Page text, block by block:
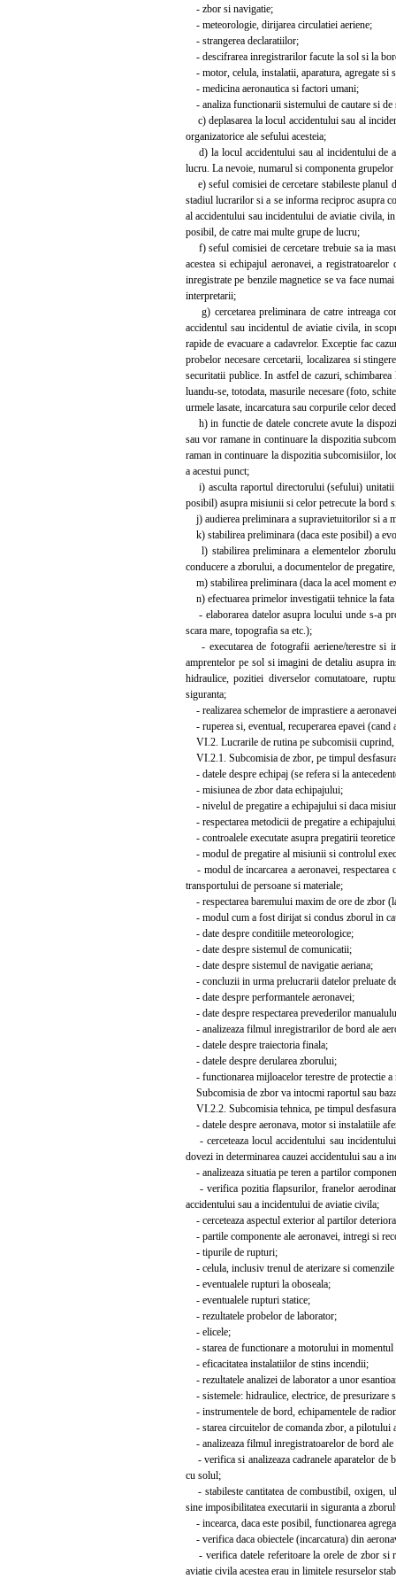
- zbor si navigatie;
- meteorologie, dirijarea circulatiei aeriene;
- strangerea declaratiilor;
- descifrarea inregistrarilor facute la sol si la
- motor, celula, instalatii, aparatura, agregate si
- medicina aeronautica si factori umani;
- analiza functionarii sistemului de cautare si de
c) deplasarea la locul accidentului sau al
organizatorice ale sefului acesteia;
d) la locul accidentului sau al incidentului de
lucru. La nevoie, numarul si componenta
e) seful comisiei de cercetare stabileste planul
stadiul lucrarilor si a se informa reciproc asupra
al accidentului sau incidentului de aviatie civila,
posibil, de catre mai multe grupe de lucru;
f) seful comisiei de cercetare trebuie sa ia
acestea si echipajul aeronavei, a
inregistrate pe benzile magnetice se va face
interpretarii;
g) cercetarea preliminara de catre intreaga
accidentul sau incidentul de aviatie civila, in
rapide de evacuare a cadavrelor. Exceptie fac
probelor necesare cercetarii, localizarea si
securitatii publice. In astfel de cazuri,
luandu-se, totodata, masurile necesare (foto,
urmele lasate, incarcatura sau corpurile celor
h) in functie de datele concrete avute la
sau vor ramane in continuare la dispozitia
raman in continuare la dispozitia subcomisiilor,
a acestui punct;
i) asculta raportul directorului (sefului) unitatii
posibil) asupra misiunii si celor petrecute la bord
j) audierea preliminara a supravietuitorilor si a
k) stabilirea preliminara (daca este posibil) a
l) stabilirea preliminara a elementelor
conducere a zborului, a documentelor de
m) stabilirea preliminara (daca la acel moment
n) efectuarea primelor investigatii tehnice la
- elaborarea datelor asupra locului unde s-a
scara mare, topografia sa etc.);
- executarea de fotografii aeriene/terestre si
amprentelor pe sol si imagini de detaliu asupra
hidraulice, pozitiei diverselor comutatoare,
siguranta;
- realizarea schemelor de imprastiere a
- ruperea si, eventual, recuperarea epavei
VI.2. Lucrarile de rutina pe subcomisii
VI.2.1. Subcomisia de zbor, pe timpul
- datele despre echipaj (se refera si la
- misiunea de zbor data echipajului;
- nivelul de pregatire a echipajului si daca
- respectarea metodicii de pregatire a
- controalele executate asupra pregatirii
- modul de pregatire al misiunii si controlul
- modul de incarcarea a aeronavei, respectarea
transportului de persoane si materiale;
- respectarea baremului maxim de ore de zbor
- modul cum a fost dirijat si condus zborul in
- date despre conditiile meteorologice;
- date despre sistemul de comunicatii;
- date despre sistemul de navigatie aeriana;
- concluzii in urma prelucrarii datelor preluate
- date despre performantele aeronavei;
- date despre respectarea prevederilor
- analizeaza filmul inregistrarilor de bord ale
- datele despre traiectoria finala;
- datele despre derularea zborului;
- functionarea mijloacelor terestre de protectie
Subcomisia de zbor va intocmi raportul sau
VI.2.2. Subcomisia tehnica, pe timpul
- datele despre aeronava, motor si instalatiile
- cerceteaza locul accidentului sau incidentului
dovezi in determinarea cauzei accidentului sau a
- analizeaza situatia pe teren a partilor
- verifica pozitia flapsurilor, franelor
accidentului sau a incidentului de aviatie civila;
- cerceteaza aspectul exterior al partilor
- partile componente ale aeronavei, intregi si
- tipurile de rupturi;
- celula, inclusiv trenul de aterizare si comenzile
- eventualele rupturi la oboseala;
- eventualele rupturi statice;
- rezultatele probelor de laborator;
- elicele;
- starea de functionare a motorului in
- eficacitatea instalatiilor de stins incendii;
- rezultatele analizei de laborator a unor
- sistemele: hidraulice, electrice, de presurizare
- instrumentele de bord, echipamentele de
- starea circuitelor de comanda zbor, a pilotului
- analizeaza filmul inregistratoarelor de bord
- verifica si analizeaza cadranele aparatelor de
cu solul;
- stabileste cantitatea de combustibil, oxigen,
sine imposibilitatea executarii in siguranta a
- incearca, daca este posibil, functionarea
- verifica daca obiectele (incarcatura) din
- verifica datele referitoare la orele de zbor si
aviatie civila acestea erau in limitele resurselor